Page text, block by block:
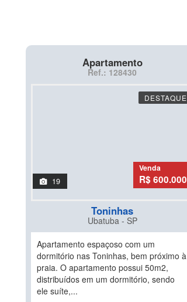
Apartamento
Ref.: 128430
DESTAQUE
19
Venda
R$ 600.000
Toninhas
Ubatuba - SP
Apartamento espaçoso com um
dormitório nas Toninhas, bem próximo à
praia. O apartamento possui 50m2,
distribuídos em um dormitório, sendo
ele suíte,...